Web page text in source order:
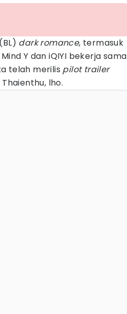
(BL) dark romance, termasuk
Y dan iQIYI bekerja sama
telah merilis pilot trailer
lho.